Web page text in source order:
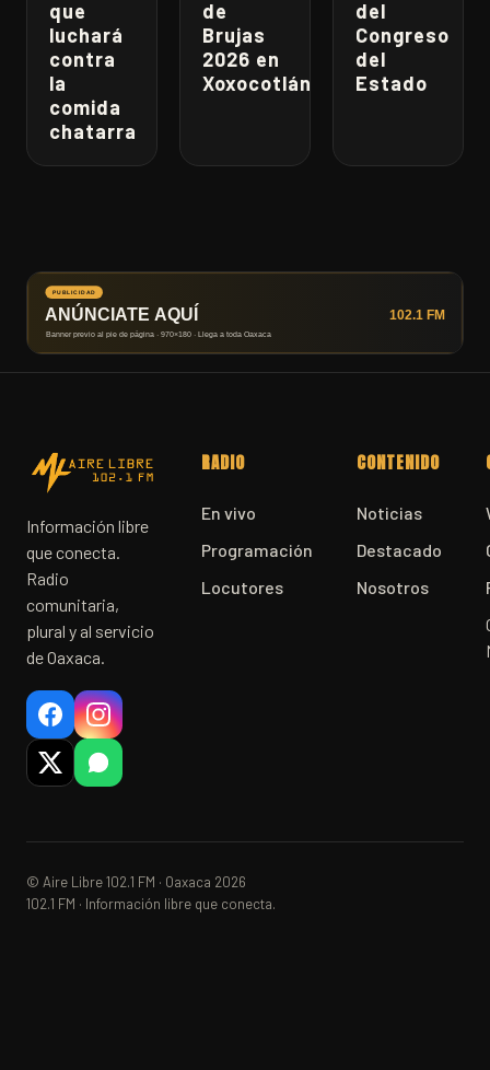
que
luchará
contra
la
comida
chatarra
de
Brujas
2026 en
Xoxocotlán
del
Congreso
del
Estado
Información libre
que conecta.
Radio
comunitaria,
plural y al servicio
de Oaxaca.
RADIO
En vivo
Programación
Locutores
CONTENIDO
Noticias
Destacado
Nosotros
© Aire Libre 102.1 FM · Oaxaca 2026
102.1 FM · Información libre que conecta.